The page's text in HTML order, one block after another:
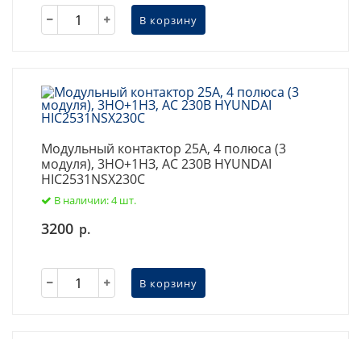
В корзину
Модульный контактор 25А, 4 полюса (3
модуля), 3НО+1НЗ, AC 230В HYUNDAI
HIC2531NSX230C
В наличии: 4 шт.
3200 р.
В корзину